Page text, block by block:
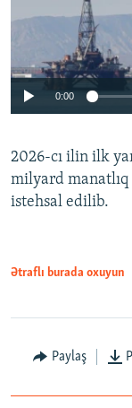
Auto
No
0:00
2026-cı ilin ilk
milyard
istehsal edilib.
Ətraflı burada oxuyun
Paylaş